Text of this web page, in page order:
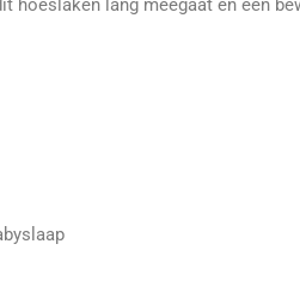
lang meegaat en een